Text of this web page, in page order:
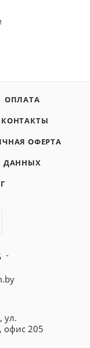
ОПЛАТА
КОНТАКТЫ
ОФЕРТА
ДАННЫХ
ул.
офис 205